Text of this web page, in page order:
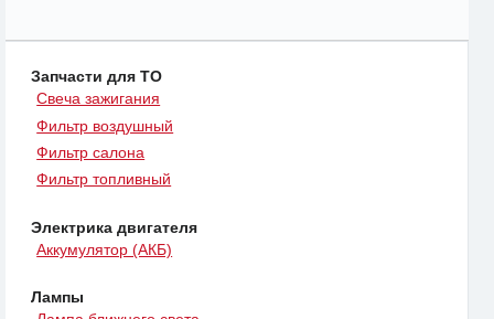
Запчасти для ТО
Свеча зажигания
Фильтр воздушный
Фильтр салона
Фильтр топливный
Электрика двигателя
Аккумулятор (АКБ)
Лампы